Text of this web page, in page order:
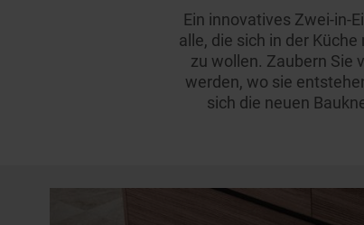
Ein innovatives Zwei-in-
alle, die sich in der
zu wollen. Zaubern Sie
werden, wo sie
sich die neuen